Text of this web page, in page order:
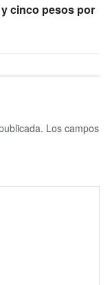
cinco pesos por
Los campos